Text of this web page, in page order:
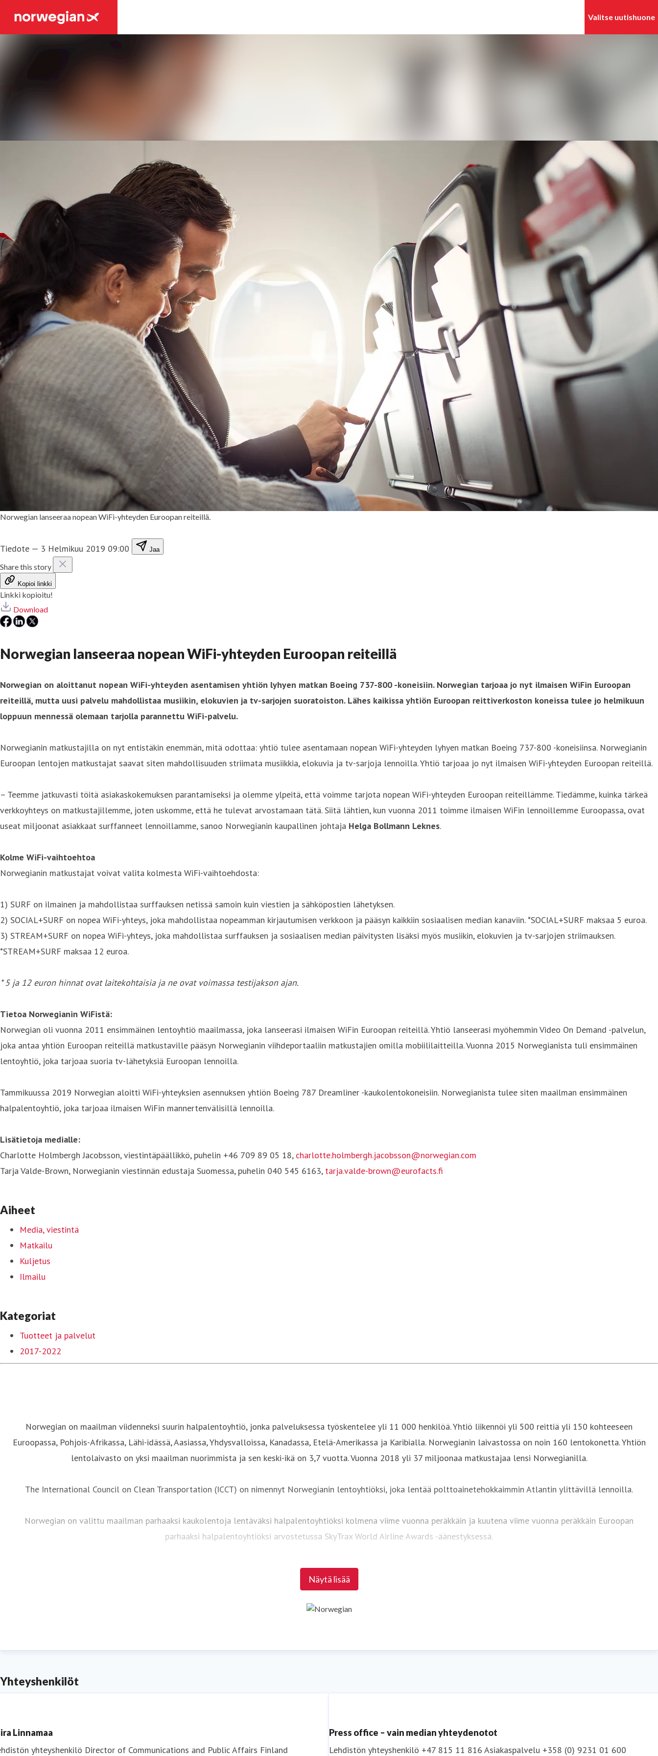
Norwegian lanseeraa nopean WiFi-yhteyden Euroopan reiteillä.
Tiedote — 3 Helmikuu 2019 09:00 Jaa
Share this story
Kopioi linkki
Linkki kopioitu!
Download
Norwegian lanseeraa nopean WiFi-yhteyden Euroopan reiteillä
Norwegian on aloittanut nopean WiFi-yhteyden asentamisen yhtiön lyhyen matkan Boeing 737-800 -koneisiin. Norwegian tarjoaa jo nyt ilmaisen WiFin Euroopan
reiteillä, mutta uusi palvelu mahdollistaa musiikin, elokuvien ja tv-sarjojen suoratoiston. Lähes kaikissa yhtiön Euroopan reittiverkoston koneissa tulee jo helmikuun
loppuun mennessä olemaan tarjolla parannettu WiFi-palvelu.
Norwegianin matkustajilla on nyt entistäkin enemmän, mitä odottaa: yhtiö tulee asentamaan nopean WiFi-yhteyden lyhyen matkan Boeing 737-800 -koneisiinsa. Norwegianin
Euroopan lentojen matkustajat saavat siten mahdollisuuden striimata musiikkia, elokuvia ja tv-sarjoja lennoilla. Yhtiö tarjoaa jo nyt ilmaisen WiFi-yhteyden Euroopan reiteillä.
– Teemme jatkuvasti töitä asiakaskokemuksen parantamiseksi ja olemme ylpeitä, että voimme tarjota nopean WiFi-yhteyden Euroopan reiteillämme. Tiedämme, kuinka tärkeä
verkkoyhteys on matkustajillemme, joten uskomme, että he tulevat arvostamaan tätä. Siitä lähtien, kun vuonna 2011 toimme ilmaisen WiFin lennoillemme Euroopassa, ovat
useat miljoonat asiakkaat surffanneet lennoillamme, sanoo Norwegianin kaupallinen johtaja Helga Bollmann Leknes.
Kolme WiFi-vaihtoehtoa
Norwegianin matkustajat voivat valita kolmesta WiFi-vaihtoehdosta:
1) SURF on ilmainen ja mahdollistaa surffauksen netissä samoin kuin viestien ja sähköpostien lähetyksen.
2) SOCIAL+SURF on nopea WiFi-yhteys, joka mahdollistaa nopeamman kirjautumisen verkkoon ja pääsyn kaikkiin sosiaalisen median kanaviin. *SOCIAL+SURF maksaa 5 euroa.
3) STREAM+SURF on nopea WiFi-yhteys, joka mahdollistaa surffauksen ja sosiaalisen median päivitysten lisäksi myös musiikin, elokuvien ja tv-sarjojen striimauksen.
*STREAM+SURF maksaa 12 euroa.
* 5 ja 12 euron hinnat ovat laitekohtaisia ja ne ovat voimassa testijakson ajan.
Tietoa Norwegianin WiFistä:
Norwegian oli vuonna 2011 ensimmäinen lentoyhtiö maailmassa, joka lanseerasi ilmaisen WiFin Euroopan reiteillä. Yhtiö lanseerasi myöhemmin Video On Demand -palvelun,
joka antaa yhtiön Euroopan reiteillä matkustaville pääsyn Norwegianin viihdeportaaliin matkustajien omilla mobiililaitteilla. Vuonna 2015 Norwegianista tuli ensimmäinen
lentoyhtiö, joka tarjoaa suoria tv-lähetyksiä Euroopan lennoilla.
Tammikuussa 2019 Norwegian aloitti WiFi-yhteyksien asennuksen yhtiön Boeing 787 Dreamliner -kaukolentokoneisiin. Norwegianista tulee siten maailman ensimmäinen
halpalentoyhtiö, joka tarjoaa ilmaisen WiFin mannertenvälisillä lennoilla.
Lisätietoja medialle:
Charlotte Holmbergh Jacobsson, viestintäpäällikkö, puhelin +46 709 89 05 18, charlotte.holmbergh.jacobsson@norwegian.com
Tarja Valde-Brown, Norwegianin viestinnän edustaja Suomessa, puhelin 040 545 6163, tarja.valde-brown@eurofacts.fi
Aiheet
Media, viestintä
Matkailu
Kuljetus
Ilmailu
Kategoriat
Tuotteet ja palvelut
2017-2022
Norwegian on maailman viidenneksi suurin halpalentoyhtiö, jonka palveluksessa työskentelee yli 11 000 henkilöä. Yhtiö liikennöi yli 500 reittiä yli 150 kohteeseen
Euroopassa, Pohjois-Afrikassa, Lähi-idässä, Aasiassa, Yhdysvalloissa, Kanadassa, Etelä-Amerikassa ja Karibialla. Norwegianin laivastossa on noin 160 lentokonetta. Yhtiön
lentolaivasto on yksi maailman nuorimmista ja sen keski-ikä on 3,7 vuotta. Vuonna 2018 yli 37 miljoonaa matkustajaa lensi Norwegianilla.
The International Council on Clean Transportation (ICCT) on nimennyt Norwegianin lentoyhtiöksi, joka lentää polttoainetehokkaimmin Atlantin ylittävillä lennoilla.
Norwegian on valittu maailman parhaaksi kaukolentoja lentäväksi halpalentoyhtiöksi kolmena viime vuonna peräkkäin ja kuutena viime vuonna peräkkäin Euroopan
parhaaksi halpalentoyhtiöksi arvostetussa SkyTrax World Airline Awards -äänestyksessä.
Lisätietoja osoitteessawww.norwegian.com
Näytä lisää
Yhteyshenkilöt
Linnamaa
yhteyshenkilö Director of Communications and Public Affairs Finland
Press office – vain median yhteydenotot
Lehdistön yhteyshenkilö +47 815 11 816 Asiakaspalvelu +358 (0) 9231 01 600